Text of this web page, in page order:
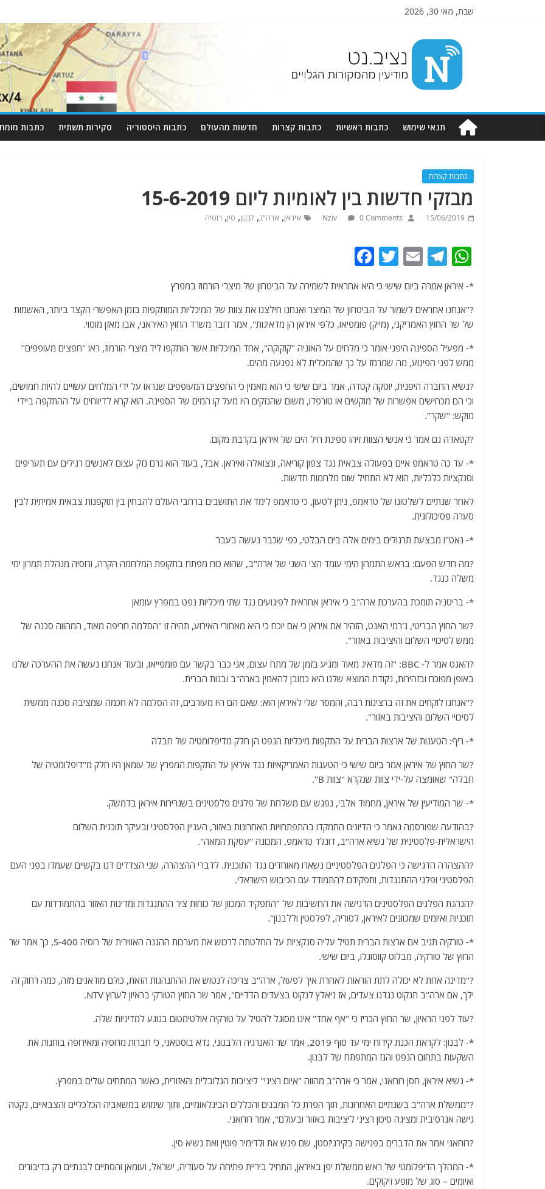
שבת, מאי 30, 2026
Nziv.net
מודיעין
מהמקורות
תנאי שימוש כתבות ראשיות כתבות קצרות חדשות מהעולם כתבות היסטוריה סקירות תשתית כתבות
כתבות קצרות
מבזקי חדשות בין לאומיות ליום 15-6-2019
15/06/2019
Nziv 0 Comments איראן, ארה"ב, לבנון, סין, רוסיה
W
at
s
A
p
p
T
e
g
ra
m
E
ai
l
T
itt
er
c
e
b
o
o
k
*- איראן אמרה ביום שישי כי היא אחראית לשמירה על הביטחון של מיצרי הורמוז במפרץ
?"אנחנו אחראים לשמור על הביטחון של המיצר ואנחנו חילצנו את צוות של המיכליות המותקפות בזמן האפשרי הקצר ביותר, האשמות
של שר החוץ האמריקני, (מייק) פומפיאו, כלפי איראן הן מדאיגות", אמר דובר משרד החוץ האיראני, אבו מאזן מוסוי.
*- מפעיל הספינה היפני אומר כי מלחים על האוניה "קוקוקה", אחד המיכליות אשר הותקפו ליד מיצרי הורמוז, ראו "חפצים מעופפים"
ממש לפני הפיגוע, מה שמרמז על כך שהמכלית לא נפגעה מהים.
?נשיא החברה היפנית, יוטקה קטדה, אמר ביום שישי כי הוא מאמין כי החפצים המעופפים שנראו על ידי המלחים עשויים להיות חמושים,
וכי הם מכחישים אפשרות של מוקשים או טורפדו, משום שהנזקים היו מעל קו המים של הספינה. הוא קרא לדיווחים על ההתקפה ביידי
מוקש: "שקר".
?קטאדה גם אמר כי אנשי הצוות זיהו ספינת חיל הים של איראן בקרבת מקום.
*- עד כה טראמפ איים בפעולה צבאית נגד צפון קוריאה, ונצואלה ואיראן. אבל, בעוד הוא גרם נזק עצום לאנשים רגילים עם תעריפים
וסנקציות כלכליות, הוא לא התחיל שום מלחמות חדשות.
לאחר שנתיים לשלטונו של טראמפ, ניתן לטעון, כי טראמפ לימד את התושבים ברחבי העולם להבחין בין תוקפנות צבאית אמיתית לבין
סערה פסיכולוגית.
*- נאט"ו מבצעת תרגולים בימים אלה בים הבלטי, כפי שכבר נעשה בעבר
?מה חדש הפעם: בראש התמרון הימי עומד הצי השני של ארה"ב, שהוא כוח מפתח בתקופת המלחמה הקרה, ורוסיה מנהלת תמרון ימי
משלה כנגד.
*- בריטניה תומכת בהערכת ארה"ב כי איראן אחראית לפיגועים נגד שתי מיכליות נפט במפרץ עומאן
?שר החוץ הבריטי, ג'רמי האנט, הזהיר את איראן כי אם יוכח כי היא מאחורי האירוע, תהיה זו "הסלמה חריפה מאוד, המהווה סכנה של
ממש לסיכויי השלום והיציבות באזור".
?האנט אמר ל- BBC: "זה מדאיג מאוד ומגיע בזמן של מתח עצום, אני כבר בקשר עם פומפייאו, ובעוד אנחנו נעשה את ההערכה שלנו
באופן מפוכח ובזהירות, נקודת המוצא שלנו היא כמובן להאמין בארה"ב ובנות הברית.
?"אנחנו לוקחים את זה ברצינות רבה, והמסר שלי לאיראן הוא: שאם הם היו מעורבים, זה הסלמה לא חכמה שמציבה סכנה ממשית
לסיכויי השלום והיציבות באזור".
*- ריף: הטענות של ארצות הברית על התקפות מיכליות הנפט הן חלק מדיפלומטיה של חבלה
?שר החוץ של איראן אמר ביום שישי כי הטענות האמריקאיות נגד איראן על התקפות המפרץ של עומאן היו חלק מ"דיפלומטיה של
חבלה" שאומצה על-ידי צוות שנקרא "צוות B".
*- שר המודיעין של איראן, מחמוד אלבי, נפגש עם משלחת של פלגים פלסטינים בשגרירות איראן בדמשק.
?בהודעה שפורסמה נאמר כי הדיונים התמקדו בהתפתחויות האחרונות באזור, העניין הפלסטיני ובעיקר תוכנית השלום
הישראלית-פלסטינית של נשיא ארה"ב, דונלד טראמפ, המכונה "עסקת המאה".
?ההצהרה הדגישה כי הפלגים הפלסטיניים נשארו מאוחדים נגד התוכנית. לדברי ההצהרה, שני הצדדים דנו בקשיים שעמדו בפני העם
הפלסטיני ופלגי ההתנגדות, ותפקידם להתמודד עם הכיבוש הישראלי.
?הנהגת הפלגים הפלסטינים הדגישה את החשיבות של "התפקיד המכוון של כוחות ציר ההתנגדות ומדינות האזור בהתמודדות עם
תוכניות ואיומים שמכוונים לאיראן, לסוריה, לפלסטין וללבנון".
*- טורקיה תגיב אם ארצות הברית תטיל עליה סנקציות על החלטתה לרכוש את מערכות ההגנה האווירית של רוסיה S-400, כך אמר שר
החוץ של טורקיה, מבלוט קווסוגלו, ביום שישי.
?"מדינה אחת לא יכולה לתת הוראות לאחרת איך לפעול, ארה"ב צריכה לנטוש את ההתנהגות הזאת, כולם מודאגים מזה, כמה רחוק זה
ילך, אם ארה"ב תנקוט נגדנו צעדים, אז ניאלץ לנקוט בצעדים הדדיים", אמר שר החוץ הטורקי בראיון לערוץ NTV.
?עוד לפני הראיון, שר החוץ הכריז כי "אף אחד" אינו מסוגל להטיל על טורקיה אולטימטום בנוגע למדיניות שלה.
*- לבנון: לקראת הכנת קידוח ימי עד סוף 2019, אמר שר האנרגיה הלבנוני, נדא בוסטאני, כי חברות מרוסיה ומאירופה בוחנות את
השקעות בתחום הנפט והגז המתפתח של לבנון.
*- נשיא איראן, חסן רוחאני, אמר כי ארה"ב מהווה "איום רציני" ליציבות הגלובלית והאזורית, כאשר המתחים עולים במפרץ.
?"ממשלת ארה"ב בשנתיים האחרונות, תוך הפרת כל המבנים והכללים הבינלאומיים, ותוך שימוש במשאביה הכלכליים והצבאיים, נקטה
גישה אגרסיבית ומציגה סיכון רציני ליציבות באזור ובעולם", אמר רוחאני.
?רוחאני אמר את הדברים בפגישה בקירגיזסטן, שם פגש את ולדימיר פוטין ואת נשיא סין.
*- המהלך הדיפלומטי של ראש ממשלת יפן באיראן, התחיל ביריית פתיחה על סעודיה, ישראל, ועומאן והסתיים לבנתיים רק בדיבורים
ואיומים – סוג של מופע זיקוקים.